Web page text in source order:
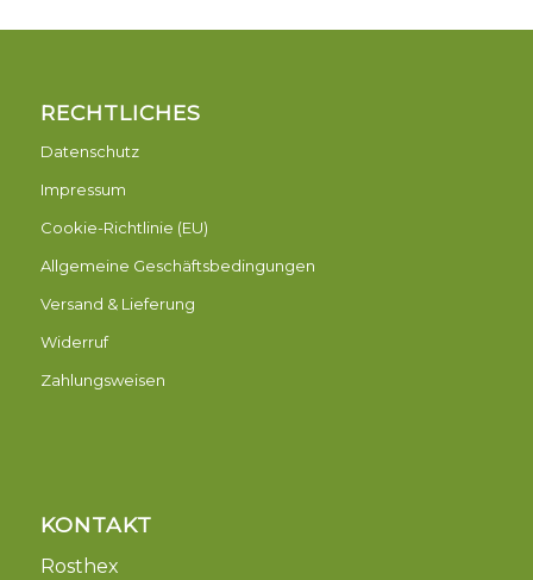
RECHTLICHES
Datenschutz
Impressum
Cookie-Richtlinie (EU)
Allgemeine Geschäftsbedingungen
Versand & Lieferung
Widerruf
Zahlungsweisen
KONTAKT
Rosthex